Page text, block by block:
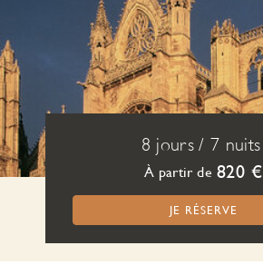
8 jours / 7 nuits
À partir de 820 €
JE RÉSERVE